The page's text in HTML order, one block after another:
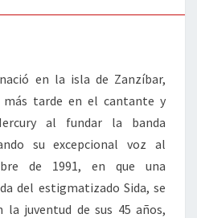
en la isla de Zanzíbar,
más tarde en el cantante y
al fundar la banda
su excepcional voz al
de 1991, en que una
del estigmatizado Sida, se
juventud de sus 45 años,